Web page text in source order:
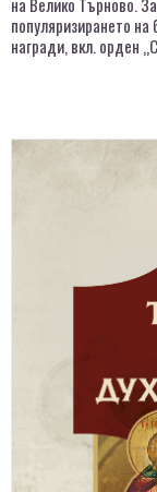
популяризирането
награди, вкл. орден